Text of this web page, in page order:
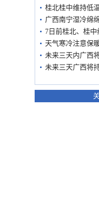
桂北桂中维持低
广西南宁湿冷绵
7日前桂北、桂
天气寒冷注意保
未来三天内广西
未来三天广西将